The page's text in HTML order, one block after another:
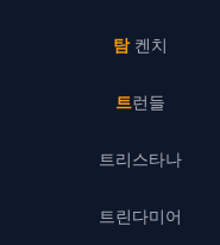
탐 켄치
트런들
트리스타나
트린다미어